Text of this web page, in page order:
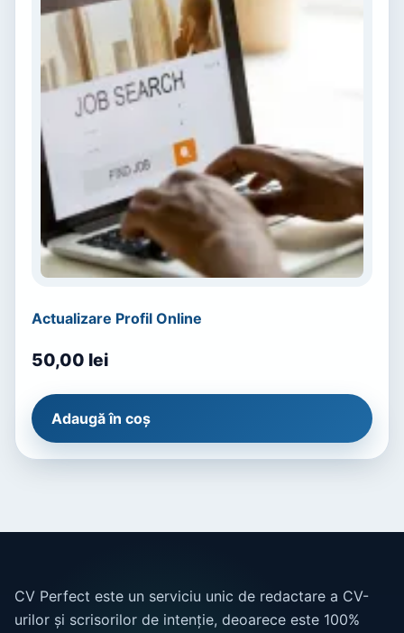
Actualizare Profil Online
50,00 lei
Adaugă în coș
CV Perfect este un serviciu unic de redactare a CV-
urilor și scrisorilor de intenție, deoarece este 100%